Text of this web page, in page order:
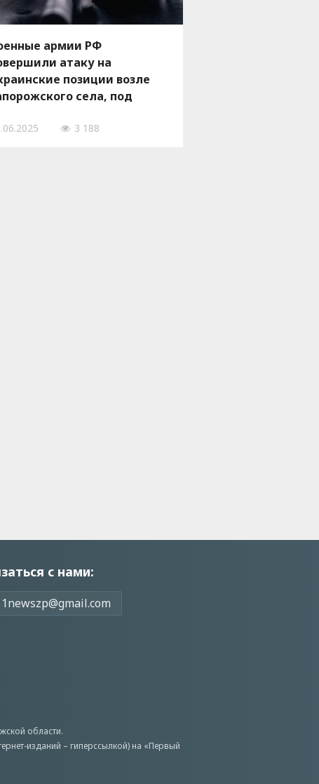
армии РФ
атаку на
позиции возле
села, под
населенных пунктов
3 188
с нами:
1newszp@gmail.com
области.
изданий – гиперссылкой) на «Первый